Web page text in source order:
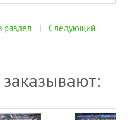
раздел | Следующий